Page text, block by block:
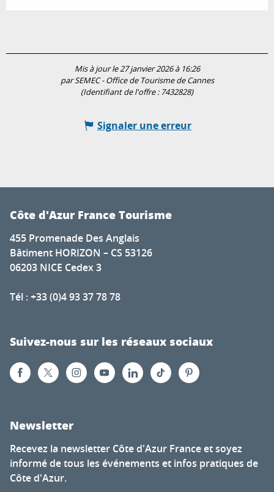
Mis à jour le 27 janvier 2026 à 16:26
par SEMEC - Office de Tourisme de Cannes
(Identifiant de l'offre : 7432828)
Signaler une erreur
Côte d'Azur France Tourisme
455 Promenade Des Anglais
Bâtiment HORIZON – CS 53126
06203 NICE Cedex 3
Tél : +33 (0)4 93 37 78 78
Suivez-nous sur les réseaux sociaux
Newsletter
Recevez la newsletter Côte d'Azur France et soyez
informé de tous les événements et infos pratiques de
Côte d'Azur.